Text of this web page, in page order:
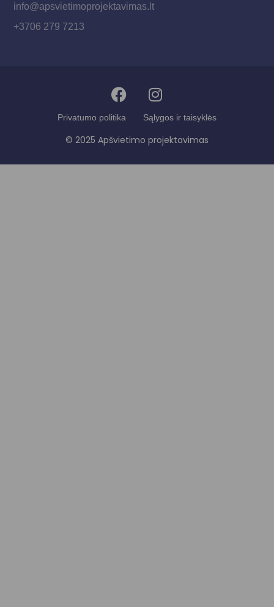
info@apsvietimoprojektavimas.lt
+3706 279 7213
Privatumo politika Sąlygos ir taisyklės
© 2025 Apšvietimo projektavimas